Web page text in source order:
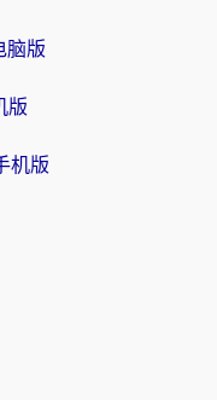
脑版
版
机版